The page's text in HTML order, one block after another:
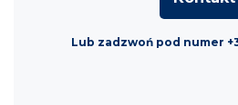
Lub zadzwoń pod numer